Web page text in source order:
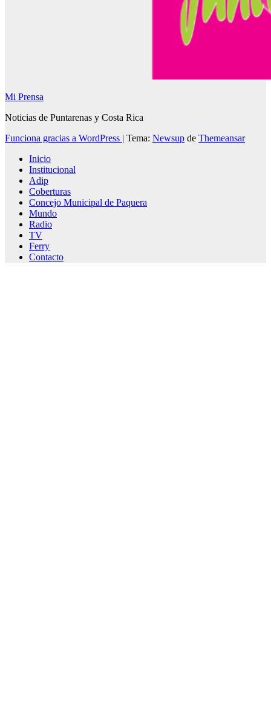
Mi Prensa
Noticias de Puntarenas y Costa Rica
Funciona gracias a WordPress | Tema: Newsup de Themeansar
Inicio
Institucional
Adip
Coberturas
Concejo Municipal de Paquera
Mundo
Radio
TV
Ferry
Contacto